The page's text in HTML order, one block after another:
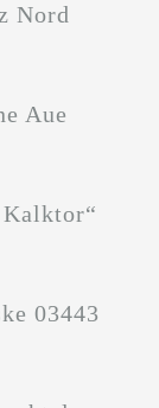
Nord
Aue
Kalktor“
03443